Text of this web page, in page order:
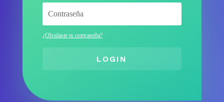
¿Olvidaste tu contraseña?
LOGIN